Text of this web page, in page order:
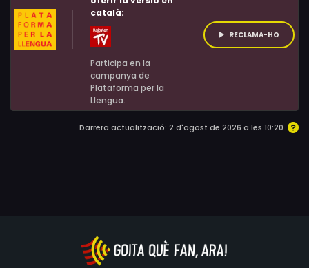
té res d'especial. Pensa que serà un cap de setmana
més de l'estiu l'única distracció del qual serà quedar-se
a casa amb la seva mare. Però una cosa diferent
encara ha d'arribar.
català:
Participa en la
campanya de
Plataforma per la
Llengua.
RECLAMA-HO
Darrera actualització: 2 d'agost de 2026 a les 10:20